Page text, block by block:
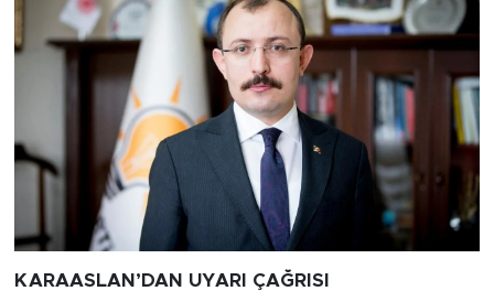
KARAASLAN’DAN UYARI ÇAĞRISI